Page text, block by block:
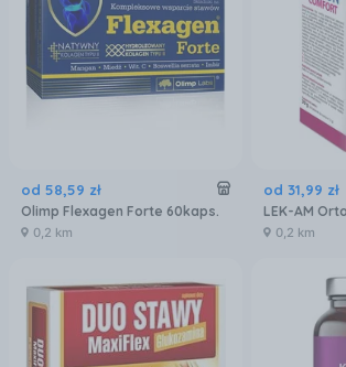
od 58,59 zł
Olimp Flexagen Forte 60kaps.
0,2 km
od 31,99 zł
0,2 km